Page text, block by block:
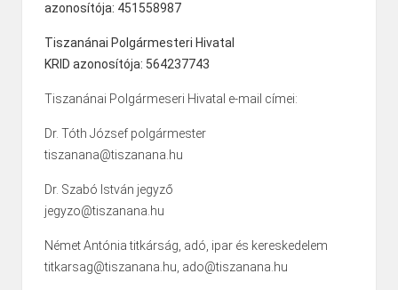
azonosítója: 451558987
Tiszanánai Polgármesteri Hivatal
KRID azonosítója: 564237743
Tiszanánai Polgármeseri Hivatal e-mail címei:
Dr. Tóth József polgármester
tiszanana@tiszanana.hu
Dr. Szabó István jegyző
jegyzo@tiszanana.hu
Német Antónia titkárság, adó, ipar és kereskedelem
titkarsag@tiszanana.hu, ado@tiszanana.hu